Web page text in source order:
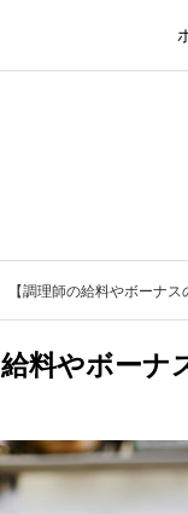
【調理師の給料やボーナ
給料やボー